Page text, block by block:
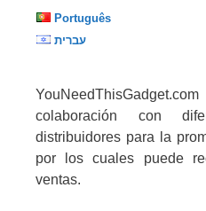
Português
עברית
colaboración con
distribuidores para la
por los cuales puede
ventas.